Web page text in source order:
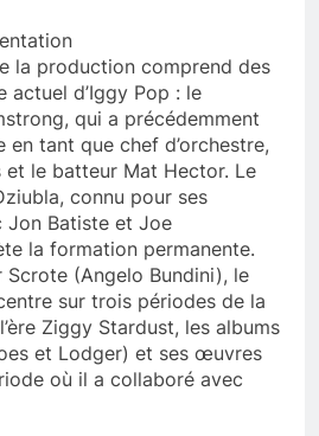
la production comprend des
actuel d’Iggy Pop : le
qui a précédemment
tant que chef d’orchestre,
et le batteur Mat Hector. Le
connu pour ses
Jon Batiste et Joe
la formation permanente.
Scrote (Angelo Bundini), le
sur trois périodes de la
Ziggy Stardust, les albums
et Lodger) et ses œuvres
où il a collaboré avec